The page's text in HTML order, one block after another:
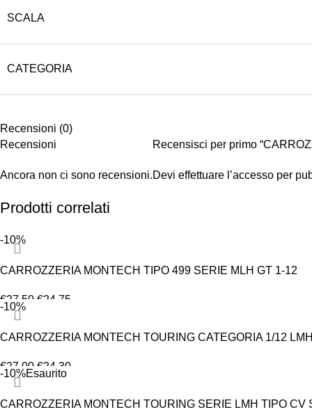
SCALA
CATEGORIA
Recensioni (0)
Recensioni
Ancora non ci sono recensioni.
Recensisci per primo
Devi effettuare l’accesso per
Prodotti correlati
-10%
CARROZZERIA MONTECH TIPO 499 SERIE MLH GT 1-12
€27.50 €24.75
AGGIUNGI AL CARRELLO
-10%
CARROZZERIA MONTECH TOURING CATEGORIA 1/12
€27.00 €24.30
AGGIUNGI AL CARRELLO
-10%Esaurito
CARROZZERIA MONTECH TOURING SERIE LMH TIPO CV